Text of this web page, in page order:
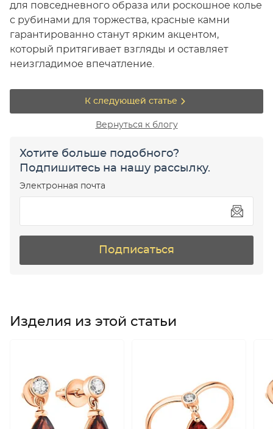
для повседневного образа или роскошное колье
с рубинами для торжества, красные камни
гарантированно станут ярким акцентом,
который притягивает взгляды и оставляет
неизгладимое впечатление.
К следующей статье
Вернуться к блогу
Хотите больше подобного?
Подпишитесь на нашу рассылку.
Электронная почта
Подписаться
Изделия из этой статьи